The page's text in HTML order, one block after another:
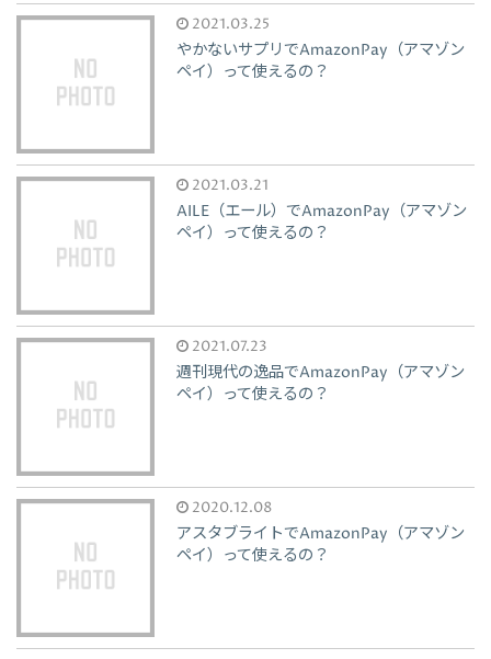
2021.03.25
やかないサプリでAmazonPay（アマゾン
ペイ）って使えるの？
2021.03.21
AILE（エール）でAmazonPay（アマゾン
ペイ）って使えるの？
2021.07.23
週刊現代の逸品でAmazonPay（アマゾン
ペイ）って使えるの？
2020.12.08
アスタブライトでAmazonPay（アマゾン
ペイ）って使えるの？